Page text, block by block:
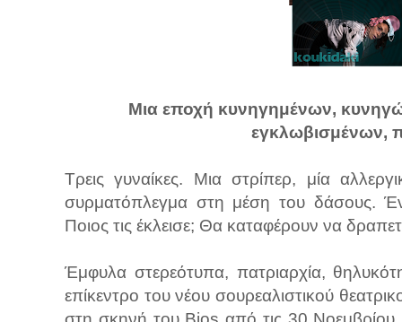
Μια εποχή κυνηγημένων,
εγκλωβισμένων,
Τρεις γυναίκες. Μια στρίπερ, μία
συρματόπλεγμα στη μέση του δάσους.
Ποιος τις έκλεισε; Θα καταφέρουν να
Έμφυλα στερεότυπα, πατριαρχία,
επίκεντρο του νέου σουρεαλιστικού